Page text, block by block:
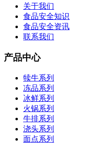
关于我们
食品安全知识
食品安全资讯
联系我们
产品中心
犊牛系列
冻品系列
冰鲜系列
火锅系列
牛排系列
浇头系列
面点系列